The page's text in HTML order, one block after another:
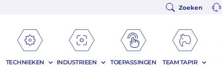
Zoeken
TECHNIEKEN INDUSTRIEEN TOEPASSINGEN TEAM TAPIR